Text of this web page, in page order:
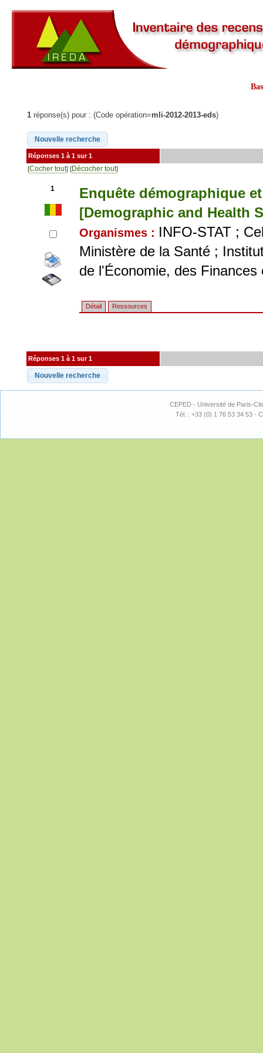
1 réponse(s) pour : (Code opération=mli-2012-2013-eds)
Réponses 1 à 1 sur 1
[Cocher tout] [Décocher tout]
1
Enquête démographique
[Demographic and Health
Organismes : INFO-STAT ;
Ministère de la Santé ;
de l'Économie, des
Détail Ressources
Réponses 1 à 1 sur 1
CEPED - Université de Paris-
Tél. : +33 (0) 1 76 53 34 53 -